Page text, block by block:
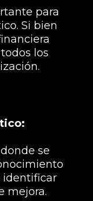
para
Si bien
los
se
identificar
mejora.